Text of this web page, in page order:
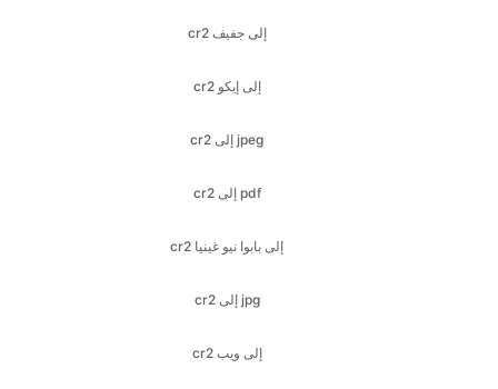
cr2 إلى jpeg
cr2 إلى pdf
cr2 إلى بابوا نيو غينيا
cr2 إلى jpg
cr2 إلى ويب
gif إلى bmp
gif إلى ico